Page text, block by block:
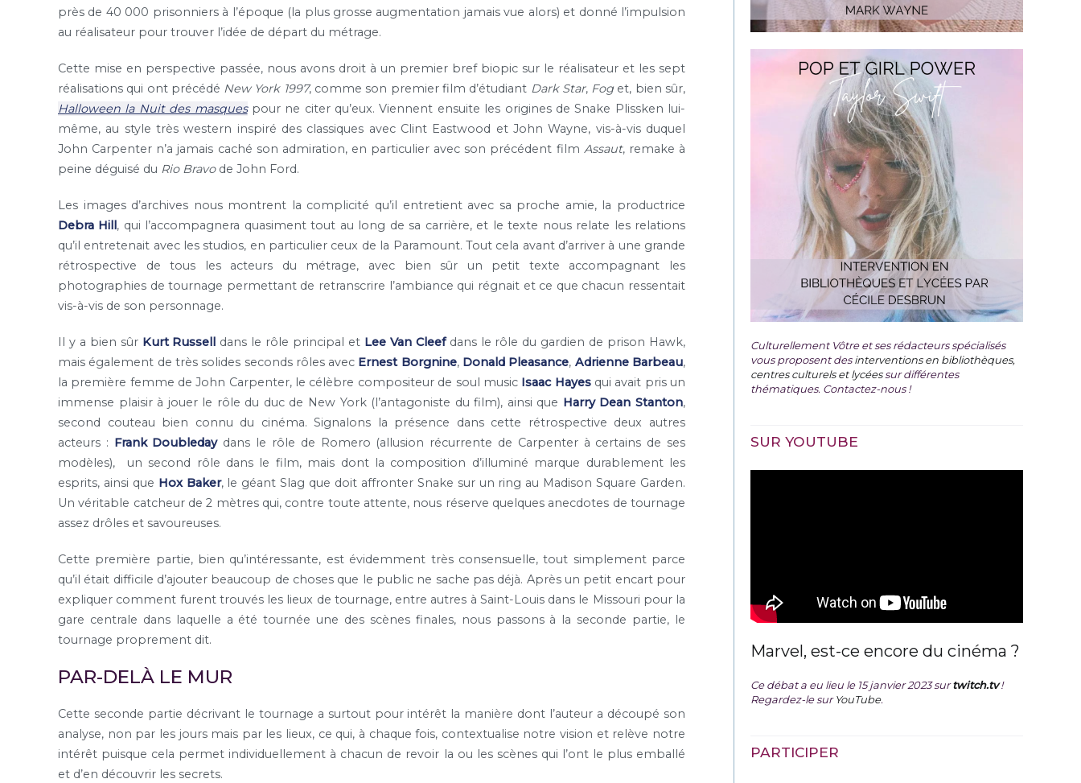
près de 40 000 prisonniers à l’époque (la plus grosse augmentation jamais vue alors) et donné l’impulsion
au réalisateur pour trouver l’idée de départ du métrage.
Cette mise en perspective passée, nous avons droit à un premier bref biopic sur le réalisateur et les sept
réalisations qui ont précédé New York 1997, comme son premier film d’étudiant Dark Star, Foget, bien sûr,
Halloween la Nuit des masquespour ne citer qu’eux. Viennent ensuite les origines de Snake Plissken lui-
même, au style très western inspiré des classiques avec Clint Eastwood et John Wayne, vis-à-vis duquel
John Carpenter n’a jamais caché son admiration, en particulier avec son précédent film Assaut, remake à
peine déguisé du Rio Bravode John Ford.
Les images d’archives nous montrent la complicité qu’il entretient avec sa proche amie, la productrice
Debra Hill, qui l’accompagnera quasiment tout au long de sa carrière, et le texte nous relate les relations
qu’il entretenait avec les studios, en particulier ceux de la Paramount. Tout cela avant d’arriver à une grande
rétrospective de tous les acteurs du métrage, avec bien sûr un petit texte accompagnant les
photographies de tournage permettant de retranscrire l’ambiance qui régnait et ce que chacun ressentait
vis-à-vis de son personnage.
Il y a bien sûr Kurt Russell dans le rôle principal et Lee Van Cleefdans le rôle du gardien de prison Hawk,
mais également de très solides seconds rôles avec Ernest Borgnine, Donald Pleasance, Adrienne Barbeau,
la première femme de John Carpenter, le célèbre compositeur de soul music Isaac Hayesqui avait pris un
immense plaisir à jouer le rôle du duc de New York (l’antagoniste du film), ainsi que Harry Dean Stanton,
second couteau bien connu du cinéma. Signalons la présence dans cette rétrospective deux autres
acteurs : Frank Doubledaydans le rôle de Romero (allusion récurrente de Carpenter à certains de ses
modèles), un second rôle dans le film, mais dont la composition d’illuminé marque durablement les
esprits, ainsi que Hox Baker, le géant Slag que doit affronter Snake sur un ring au Madison Square Garden.
Un véritable catcheur de 2 mètres qui, contre toute attente, nous réserve quelques anecdotes de tournage
assez drôles et savoureuses.
Cette première partie, bien qu’intéressante, est évidemment très consensuelle, tout simplement parce
qu’il était difficile d’ajouter beaucoup de choses que le public ne sache pas déjà. Après un petit encart pour
expliquer comment furent trouvés les lieux de tournage, entre autres à Saint-Louis dans le Missouri pour la
gare centrale dans laquelle a été tournée une des scènes finales, nous passons à la seconde partie, le
tournage proprement dit.
PAR-DELÀ LE MUR
Cette seconde partie décrivant le tournage a surtout pour intérêt la manière dont l’auteur a découpé son
analyse, non par les jours mais par les lieux, ce qui, à chaque fois, contextualise notre vision et relève notre
intérêt puisque cela permet individuellement à chacun de revoir la ou les scènes qui l’ont le plus emballé
et d’en découvrir les secrets.
Culturellement Vôtre et ses rédacteurs spécialisés
vous proposent desinterventions en bibliothèques,
centres culturels et lycéessur différentes
thématiques. Contactez-nous !
SUR YOUTUBE
Marvel, est-ce encore du cinéma ?
Ce débat a eu lieu le 15 janvier 2023 surtwitch.tv !
Regardez-le surYouTube.
PARTICIPER